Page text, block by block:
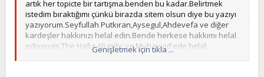
artık her topicte bir tartışma.benden bu kadar.Belirtmek
istedim bıraktığımı çünkü birazda sitem olsun diye bu yazıyı
yazıyorum.Seyfullah Putkıran,Aysegul,Ahdevefa ve diğer
kardeşler hakkınızı helal edin.Bende herkese hakkımı helal
ediyorum.The Hafız,Ali mihr ve Muhavvid'ede helal
ediyorum.Allah yolunuzu açık etsin.Selametle kalın,sadece
Genişletmek için tıkla ...